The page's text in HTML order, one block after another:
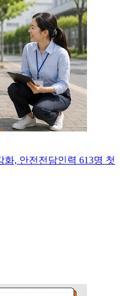
, 안전전담인력 613명 첫